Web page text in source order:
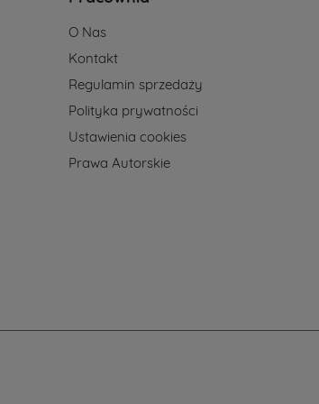
O Nas
Kontakt
Regulamin sprzedaży
Polityka prywatności
Ustawienia cookies
Prawa Autorskie